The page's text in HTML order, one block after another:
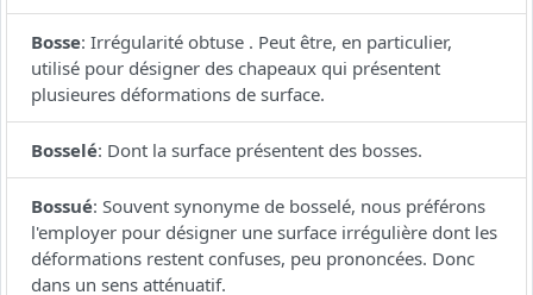
Bosse: Irrégularité obtuse . Peut être, en particulier,
utilisé pour désigner des chapeaux qui présentent
plusieures déformations de surface.
Bosselé: Dont la surface présentent des bosses.
Bossué: Souvent synonyme de bosselé, nous préférons
l'employer pour désigner une surface irrégulière dont les
déformations restent confuses, peu prononcées. Donc
dans un sens atténuatif.